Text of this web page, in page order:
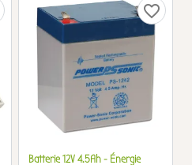
favorite_border
Batterie 12V 4.5Ah - Énergie